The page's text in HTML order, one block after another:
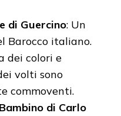
di Guercino: Un
Barocco italiano.
dei colori e
volti sono
commoventi.
di Carlo